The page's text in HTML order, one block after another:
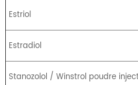
Estriol
Estradiol
Stanozolol / Winstrol poudre